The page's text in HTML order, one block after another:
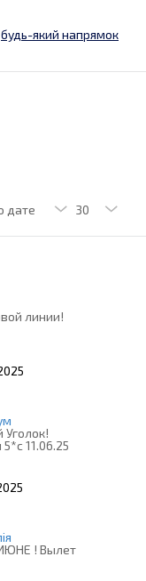
будь-який напрямок
линии!
Уголок!
11.06.25
! Вылет